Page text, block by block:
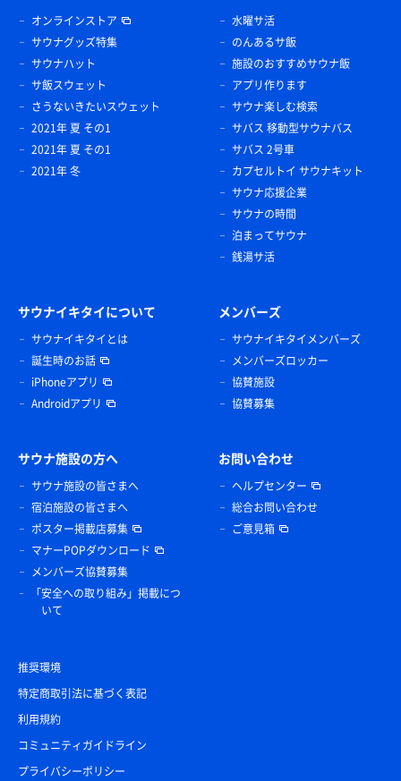
オンラインストア
サウナグッズ特集
サウナハット
サ飯スウェット
さうないきたいスウェット
2021年 夏 その1
2021年 夏 その1
2021年 冬
水曜サ活
のんあるサ飯
施設のおすすめサウナ飯
アプリ作ります
サウナ楽しむ検索
サバス 移動型サウナバス
サバス 2号車
カプセルトイ サウナキット
サウナ応援企業
サウナの時間
泊まってサウナ
銭湯サ活
サウナイキタイについて
サウナイキタイとは
誕生時のお話
iPhoneアプリ
Androidアプリ
メンバーズ
サウナイキタイメンバーズ
メンバーズロッカー
協賛施設
協賛募集
サウナ施設の方へ
サウナ施設の皆さまへ
宿泊施設の皆さまへ
ポスター掲載店募集
マナーPOPダウンロード
メンバーズ協賛募集
「安全への取り組み」掲載につ
いて
お問い合わせ
ヘルプセンター
総合お問い合わせ
ご意見箱
推奨環境
特定商取引法に基づく表記
利用規約
コミュニティガイドライン
プライバシーポリシー